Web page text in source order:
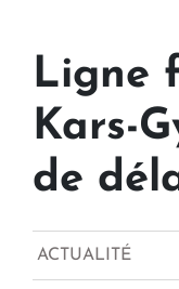
Ligne
Kars-
de
ACTUALITÉ